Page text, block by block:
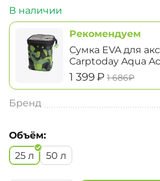
В наличии
Рекомендуем
Сумка EVA для
Carptoday Aqua
System высокая
‍1 399‍₽ ‍1 686‍₽
Бренд
Объём:
25 л
50 л